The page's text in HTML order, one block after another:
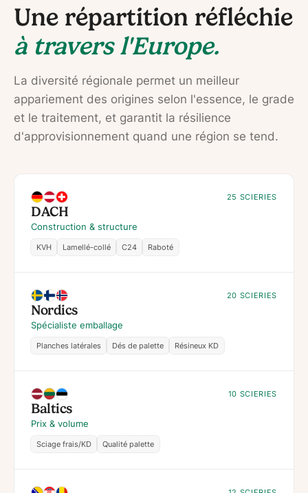
Une répartition réfléchie
à travers l'Europe.
La diversité régionale permet un meilleur
appariement des origines selon l'essence, le grade
et le traitement, et garantit la résilience
d'approvisionnement quand une région se tend.
25 SCIERIES
DACH
Construction & structure
KVH Lamellé-collé C24 Raboté
20 SCIERIES
Nordics
Spécialiste emballage
Planches latérales Dés de palette Résineux KD
10 SCIERIES
Baltics
Prix & volume
Sciage frais/KD Qualité palette